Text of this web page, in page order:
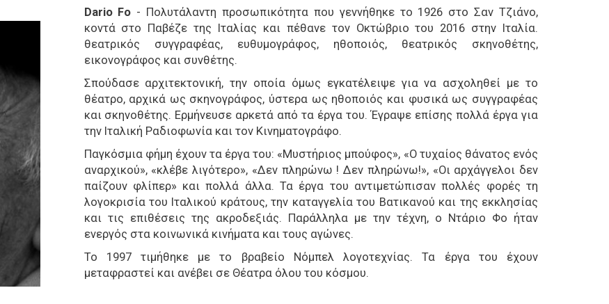
Dario Fo - Πολυτάλαντη προσωπικότητα που γεννήθηκε το 1926 στο Σαν Τζιάνο,
κοντά στο Παβέζε της Ιταλίας και πέθανε τον Οκτώβριο του 2016 στην Ιταλία.
θεατρικός συγγραφέας, ευθυμογράφος, ηθοποιός, θεατρικός σκηνοθέτης,
εικονογράφος και συνθέτης.
Σπούδασε αρχιτεκτονική, την οποία όμως εγκατέλειψε για να ασχοληθεί με το
θέατρο, αρχικά ως σκηνογράφος, ύστερα ως ηθοποιός και φυσικά ως συγγραφέας
και σκηνοθέτης. Ερμήνευσε αρκετά από τα έργα του. Έγραψε επίσης πολλά έργα για
την Ιταλική Ραδιοφωνία και τον Κινηματογράφο.
Παγκόσμια φήμη έχουν τα έργα του: «Μυστήριος μπούφος», «Ο τυχαίος θάνατος ενός
αναρχικού», «κλέβε λιγότερο», «Δεν πληρώνω ! Δεν πληρώνω!», «Οι αρχάγγελοι δεν
παίζουν φλίπερ» και πολλά άλλα. Τα έργα του αντιμετώπισαν πολλές φορές τη
λογοκρισία του Ιταλικού κράτους, την καταγγελία του Βατικανού και της εκκλησίας
και τις επιθέσεις της ακροδεξιάς. Παράλληλα με την τέχνη, ο Ντάριο Φο ήταν
ενεργός στα κοινωνικά κινήματα και τους αγώνες.
Το 1997 τιμήθηκε με το βραβείο Νόμπελ λογοτεχνίας. Τα έργα του έχουν
μεταφραστεί και ανέβει σε Θέατρα όλου του κόσμου.